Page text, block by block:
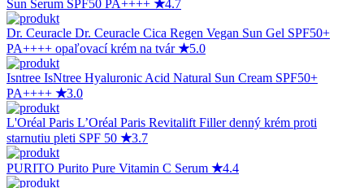
Sun Serum SPF50 PA++++ ★4.7
Dr. Ceuracle Dr. Ceuracle Cica Regen Vegan Sun Gel SPF50+
PA++++ opaľovací krém na tvár★5.0
Isntree IsNtree Hyaluronic Acid Natural Sun Cream SPF50+
PA++++ ★3.0
L'Oréal Paris L’Oréal Paris Revitalift Filler denný krém proti
starnutiu pleti SPF 50 ★3.7
PURITO Purito Pure Vitamin C Serum ★4.4